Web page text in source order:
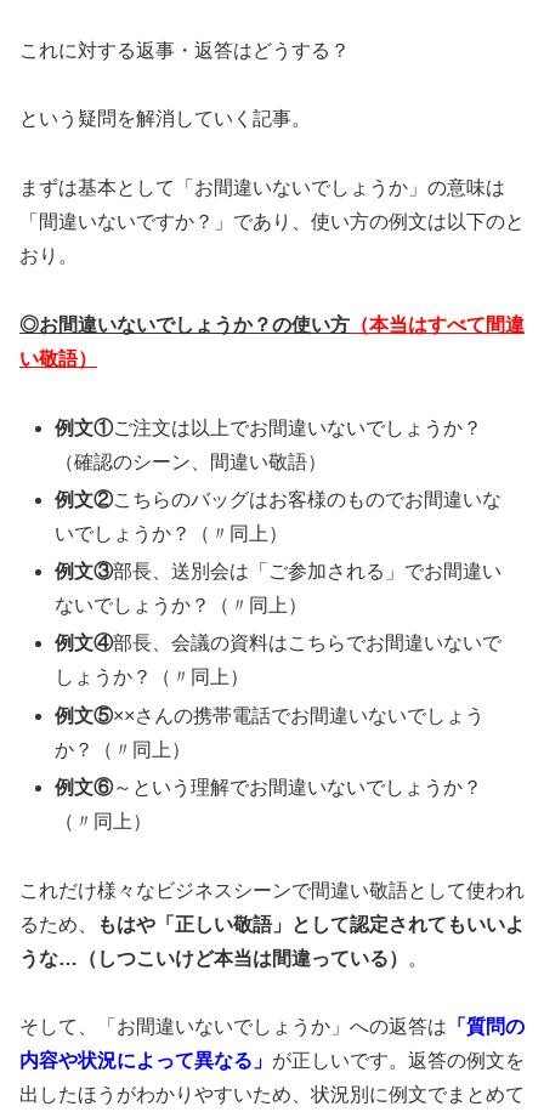
これに対する返事・返答はどうする？
という疑問を解消していく記事。
まずは基本として「お間違いないでしょうか」の意味は
「間違いないですか？」であり、使い方の例文は以下のと
おり。
◎お間違いないでしょうか？の使い方 （本当はすべて間違
い敬語）
例文①ご注文は以上でお間違いないでしょうか？
（確認のシーン、間違い敬語）
例文②こちらのバッグはお客様のものでお間違いな
いでしょうか？（〃同上）
例文③部長、送別会は「ご参加される」でお間違い
ないでしょうか？（〃同上）
例文④部長、会議の資料はこちらでお間違いないで
しょうか？（〃同上）
例文⑤××さんの携帯電話でお間違いないでしょう
か？（〃同上）
例文⑥～という理解でお間違いないでしょうか？
（〃同上）
これだけ様々なビジネスシーンで間違い敬語として使われ
るため、
もはや「正しい敬語」として認定されてもいいよ
うな…（しつこいけど本当は間違っている）
。
そして、「お間違いないでしょうか」への返答は 「質問の
内容や状況によって異なる」 が正しいです。返答の例文を
出したほうがわかりやすいため、状況別に例文でまとめて